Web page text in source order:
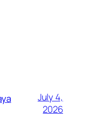
July 4,
2026